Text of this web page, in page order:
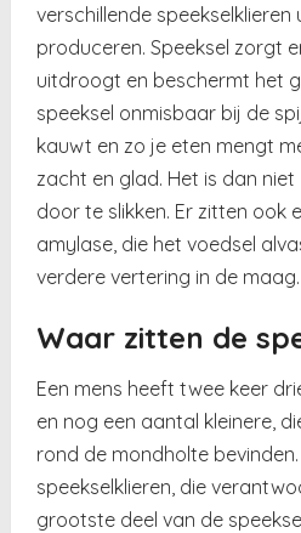
verschillende speekselklieren
produceren. Speeksel zorgt
uitdroogt en beschermt het
speeksel onmisbaar bij de
kauwt en zo je eten mengt
zacht en glad. Het is dan
door te slikken. Er zitten ook
amylase, die het voedsel
verdere vertering in de maag.
Waar zitten de
Een mens heeft twee keer
en nog een aantal kleinere,
rond de mondholte
speekselklieren, die
grootste deel van de